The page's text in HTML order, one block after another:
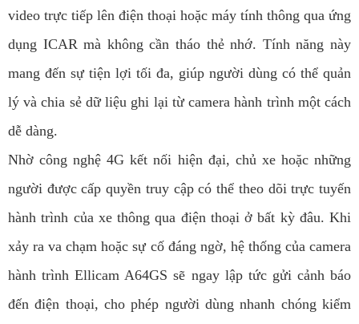
video trực tiếp lên điện thoại hoặc máy tính thông qua ứng
dụng ICAR mà không cần tháo thẻ nhớ. Tính năng này
mang đến sự tiện lợi tối đa, giúp người dùng có thể quản
lý và chia sẻ dữ liệu ghi lại từ camera hành trình một cách
dễ dàng.
Nhờ công nghệ 4G kết nối hiện đại, chủ xe hoặc những
người được cấp quyền truy cập có thể theo dõi trực tuyến
hành trình của xe thông qua điện thoại ở bất kỳ đâu. Khi
xảy ra va chạm hoặc sự cố đáng ngờ, hệ thống của camera
hành trình Ellicam A64GS sẽ ngay lập tức gửi cảnh báo
đến điện thoại, cho phép người dùng nhanh chóng kiểm